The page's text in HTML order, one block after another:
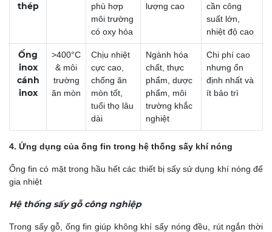
thép
phù hợp
môi trường
có oxy hóa
lượng cao
cần công
suất lớn,
nhiệt độ cao
Ống
inox
cánh
inox
>400°C
& môi
trường
ăn mòn
Chịu nhiệt
cực cao,
chống ăn
mòn tốt,
tuổi thọ lâu
dài
Ngành hóa
chất, thực
phẩm, dược
phẩm, môi
trường khắc
nghiệt
Chi phí cao
nhưng ổn
định nhất và
ít bảo trì
4. Ứng dụng của ống fin trong hệ thống sấy khí nóng
Ống fin có mặt trong hầu hết các thiết bị sấy sử dụng khí nóng để
gia nhiệt
Hệ thống sấy gỗ công nghiệp
Trong sấy gỗ, ống fin giúp không khí sấy nóng đều, rút ngắn thời